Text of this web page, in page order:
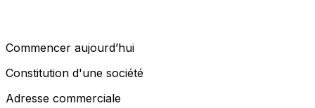
Commencer aujourd’hui
Constitution d'une société
Adresse commerciale